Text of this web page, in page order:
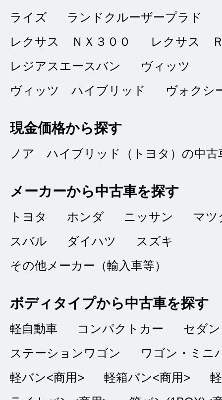
2023/10/17 5
｜ 雰囲
たです。
★★★★★
4
総合評価
2022/03/19
丁寧な対応
販売店の評価
接客：4｜ 雰囲
品質：5｜ 説明：
初めての車購入と
決め購入ができま
ライズ
ランドクルーザープラド
レクサス ＮＸ３００
レクサス
レジアスエースバン
ヴィッツ
ヴィッツ ハイブリッド
ヴォクシ
現金価格から探す
ノア ハイブリッド（トヨタ）の中古
メーカーから中古車を探す
トヨタ ホンダ ニッサン
マツ
スバル
ダイハツ
スズキ
その他メーカー（輸入車等）
ボディタイプから中古車を探す
軽自動車 コンパクトカー
セダン
ステーションワゴン
ワゴン・ミニ
軽バン<商用>
軽箱バン<商用>